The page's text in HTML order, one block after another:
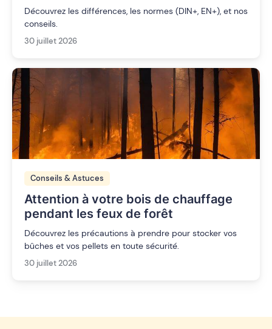
Découvrez les différences, les normes (DIN+, EN+), et nos
conseils.
30 juillet 2026
Conseils & Astuces
Attention à votre bois de chauffage
pendant les feux de forêt
Découvrez les précautions à prendre pour stocker vos
bûches et vos pellets en toute sécurité.
30 juillet 2026